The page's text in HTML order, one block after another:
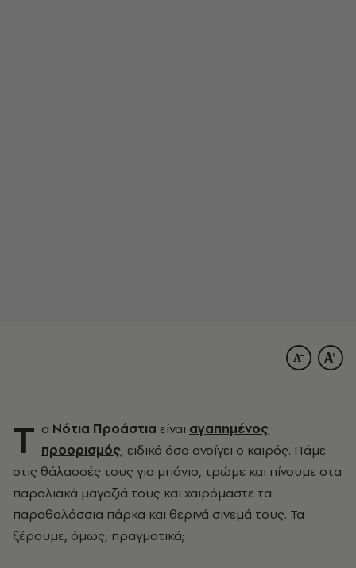
Τ α Νότια Προάστια είναι αγαπημένος
προορισμός, ειδικά όσο ανοίγει ο καιρός. Πάμε
στις θάλασσές τους για μπάνιο, τρώμε και πίνουμε στα
παραλιακά μαγαζιά τους και χαιρόμαστε τα
παραθαλάσσια πάρκα και θερινά σινεμά τους. Τα
ξέρουμε, όμως, πραγματικά;